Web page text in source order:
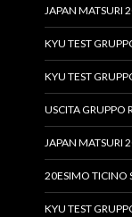
JAPAN MATSURI
KYU TEST
KYU TEST
USCITA GRUPPO
JAPAN MATSURI
20ESIMO TICINO
KYU TEST